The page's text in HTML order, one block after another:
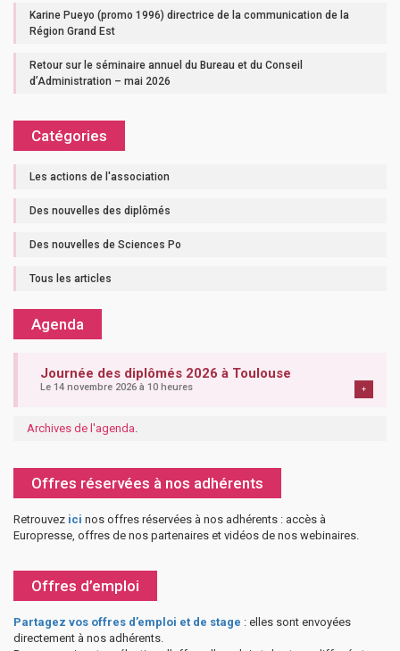
Karine Pueyo (promo 1996) directrice de la communication de la
Région Grand Est
Retour sur le séminaire annuel du Bureau et du Conseil
d’Administration – mai 2026
Catégories
Les actions de l'association
Des nouvelles des diplômés
Des nouvelles de Sciences Po
Tous les articles
Agenda
Journée des diplômés 2026 à Toulouse
Le 14 novembre 2026 à 10 heures +
Archives de l'agenda.
Offres réservées à nos adhérents
Retrouvez ici nos offres réservées à nos adhérents : accès à
Europresse, offres de nos partenaires et vidéos de nos webinaires.
Offres d’emploi
Partagez vos offres d’emploi et de stage : elles sont envoyées
directement à nos adhérents.